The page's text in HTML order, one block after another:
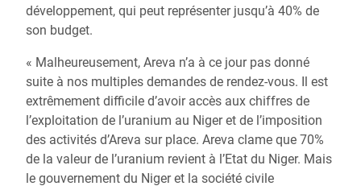
développement, qui peut représenter jusqu’à 40% de
son budget.
« Malheureusement, Areva n’a à ce jour pas donné
suite à nos multiples demandes de rendez-vous. Il est
extrêmement difficile d’avoir accès aux chiffres de
l’exploitation de l’uranium au Niger et de l’imposition
des activités d’Areva sur place. Areva clame que 70%
de la valeur de l’uranium revient à l’Etat du Niger. Mais
le gouvernement du Niger et la société civile